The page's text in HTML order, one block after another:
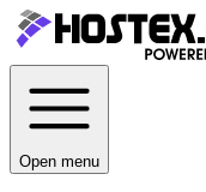
Open menu